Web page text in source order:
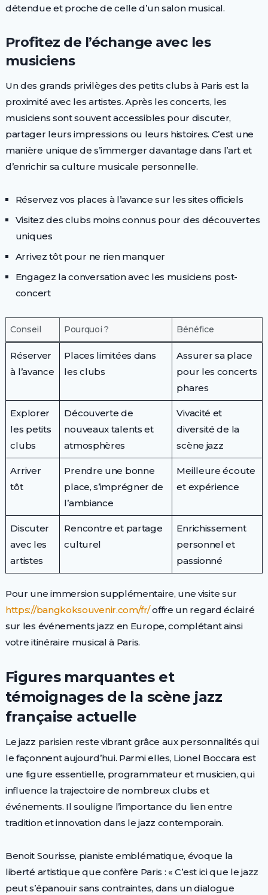
détendue et proche de celle d’un salon musical.
Profitez de l’échange avec les
musiciens
Un des grands privilèges des petits clubs à Paris est la
proximité avec les artistes. Après les concerts, les
musiciens sont souvent accessibles pour discuter,
partager leurs impressions ou leurs histoires. C’est une
manière unique de s’immerger davantage dans l’art et
d’enrichir sa culture musicale personnelle.
Réservez vos places à l’avance sur les sites officiels
Visitez des clubs moins connus pour des découvertes
uniques
Arrivez tôt pour ne rien manquer
Engagez la conversation avec les musiciens post-
concert
Conseil Pourquoi ? Bénéfice
Réserver
à l’avance
Places limitées dans
les clubs
Assurer sa place
pour les concerts
phares
Explorer
les petits
clubs
Découverte de
nouveaux talents et
atmosphères
Vivacité et
diversité de la
scène jazz
Arriver
tôt
Prendre une bonne
place, s’imprégner de
l’ambiance
Meilleure écoute
et expérience
Discuter
avec les
artistes
Rencontre et partage
culturel
Enrichissement
personnel et
passionné
Pour une immersion supplémentaire, une visite sur
https://bangkoksouvenir.com/fr/offre un regard éclairé
sur les événements jazz en Europe, complétant ainsi
votre itinéraire musical à Paris.
Figures marquantes et
témoignages de la scène jazz
française actuelle
Le jazz parisien reste vibrant grâce aux personnalités qui
le façonnent aujourd’hui. Parmi elles, Lionel Boccara est
une figure essentielle, programmateur et musicien, qui
influence la trajectoire de nombreux clubs et
événements. Il souligne l’importance du lien entre
tradition et innovation dans le jazz contemporain.
Benoit Sourisse, pianiste emblématique, évoque la
liberté artistique que confère Paris : « C’est ici que le jazz
peut s’épanouir sans contraintes, dans un dialogue